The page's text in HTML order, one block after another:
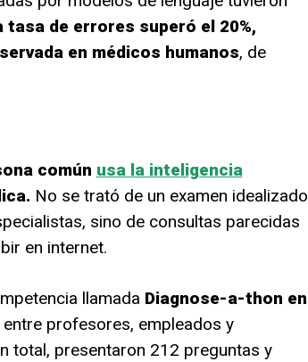
tasa de errores superó el 20%,
en médicos humanos, de
común usa la inteligencia
No se trató de un examen idealizado
sino de consultas parecidas
en internet.
llamada Diagnose-a-thon en
profesores, empleados y
total, presentaron 212 preguntas y